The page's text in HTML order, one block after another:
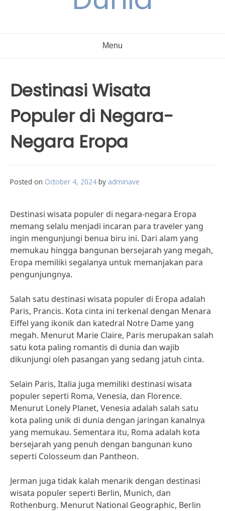
Menu
Destinasi Wisata
Populer di Negara-
Negara Eropa
Posted on October 4, 2024 by adminave
Destinasi wisata populer di negara-negara Eropa
memang selalu menjadi incaran para traveler yang
ingin mengunjungi benua biru ini. Dari alam yang
memukau hingga bangunan bersejarah yang megah,
Eropa memiliki segalanya untuk memanjakan para
pengunjungnya.
Salah satu destinasi wisata populer di Eropa adalah
Paris, Prancis. Kota cinta ini terkenal dengan Menara
Eiffel yang ikonik dan katedral Notre Dame yang
megah. Menurut Marie Claire, Paris merupakan salah
satu kota paling romantis di dunia dan wajib
dikunjungi oleh pasangan yang sedang jatuh cinta.
Selain Paris, Italia juga memiliki destinasi wisata
populer seperti Roma, Venesia, dan Florence.
Menurut Lonely Planet, Venesia adalah salah satu
kota paling unik di dunia dengan jaringan kanalnya
yang memukau. Sementara itu, Roma adalah kota
bersejarah yang penuh dengan bangunan kuno
seperti Colosseum dan Pantheon.
Jerman juga tidak kalah menarik dengan destinasi
wisata populer seperti Berlin, Munich, dan
Rothenburg. Menurut National Geographic, Berlin